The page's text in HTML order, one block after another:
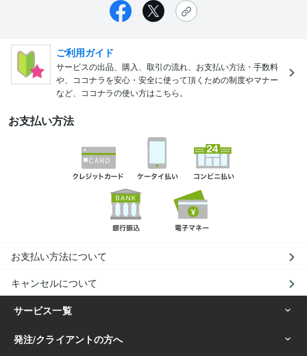
ご利用ガイド
サービスの出品、購入、取引の流れ、お支払い方法・手数料
や、ココナラを安心・安全に使って頂くための制度やマナー
など、ココナラの使い方はこちら。
お支払い方法
お支払い方法について
キャンセルについて